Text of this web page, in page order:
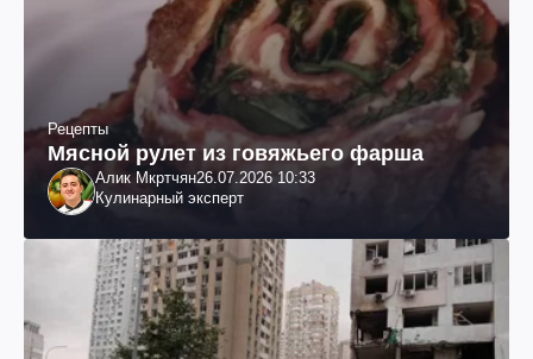
Рецепты
Мясной рулет из говяжьего фарша
Алик Мкртчян26.07.2026 10:33
Кулинарный эксперт